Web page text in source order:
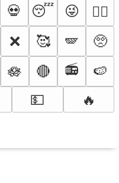
💀 😴 😜
❤️‍🔥
❌ 🥰 🪽
🥺
🪷 🔴 📻
🍉
💵 🔥